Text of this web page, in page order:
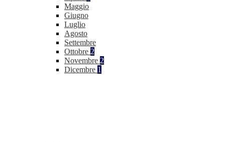
Maggio
Giugno
Luglio
Agosto
Settembre
Ottobre 2
Novembre 2
Dicembre 1